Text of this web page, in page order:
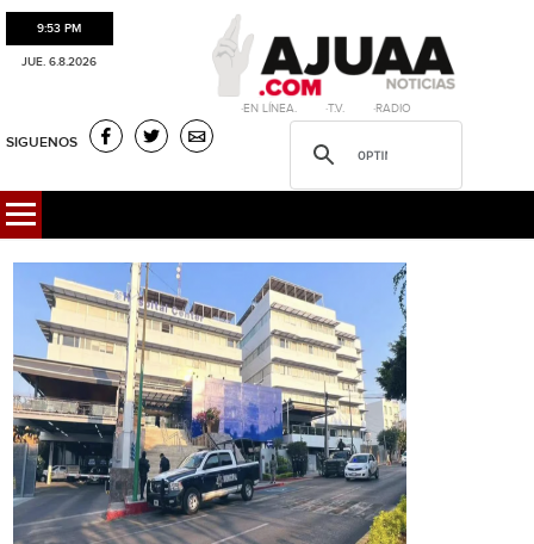
9:53 PM
JUE. 6.8.2026
·EN LÍNEA. ·T.V. ·RADIO
SIGUENOS